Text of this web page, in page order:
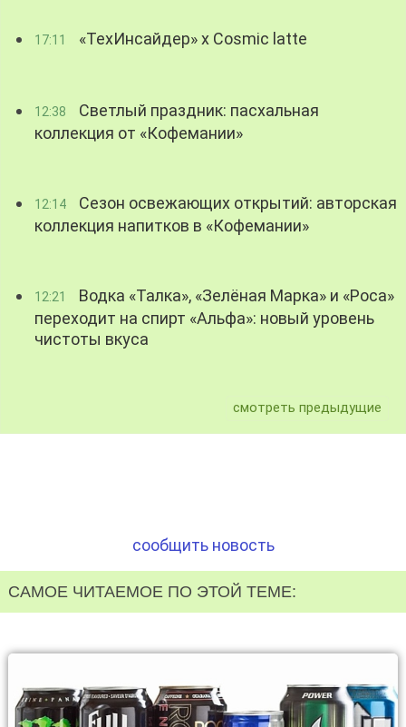
17:11 «ТехИнсайдер» х Cosmic latte
12:38
Светлый праздник: пасхальная
коллекция от «Кофемании»
12:14
Сезон освежающих открытий: авторская
коллекция напитков в «Кофемании»
12:21
Водка «Талка», «Зелёная Марка» и «Роса»
переходит на спирт «Альфа»: новый уровень
чистоты вкуса
смотреть предыдущие
сообщить новость
САМОЕ ЧИТАЕМОЕ ПО ЭТОЙ ТЕМЕ: